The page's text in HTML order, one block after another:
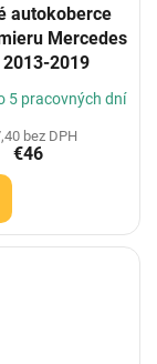
autokoberce
Mercedes
2013-2019
5 pracovných dní
bez DPH
€46